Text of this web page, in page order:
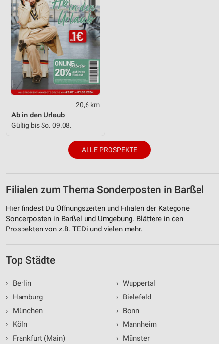
20,6 km
Ab in den Urlaub
Gültig bis So. 09.08.
ALLE PROSPEKTE
Filialen zum Thema Sonderposten in Barßel
Hier findest Du Öffnungszeiten und Filialen der Kategorie
Sonderposten in Barßel und Umgebung. Blättere in den
Prospekten von z.B. TEDi und vielen mehr.
Top Städte
›
Berlin
›
Hamburg
›
München
›
Köln
›
Frankfurt (Main)
› Wuppertal
› Bielefeld
› Bonn
› Mannheim
› Münster